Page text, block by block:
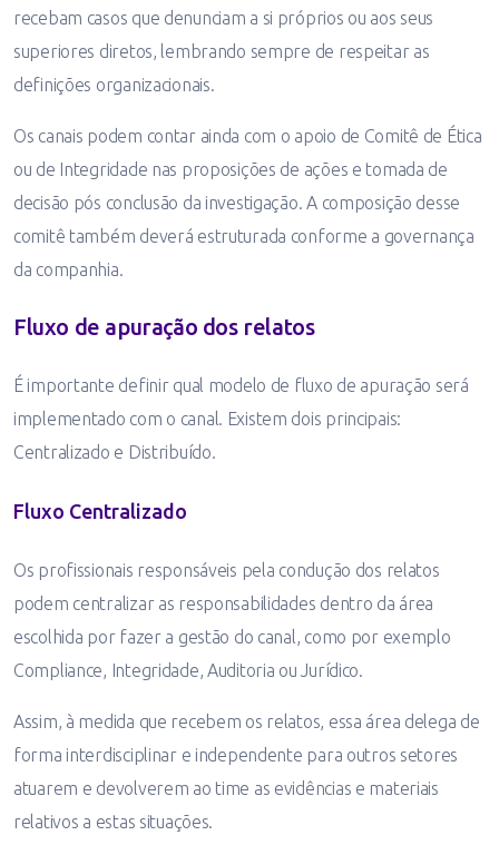
recebam casos que denunciam a si próprios ou aos seus
superiores diretos, lembrando sempre de respeitar as
definições organizacionais.
Os canais podem contar ainda com o apoio de Comitê de Ética
ou de Integridade nas proposições de ações e tomada de
decisão pós conclusão da investigação. A composição desse
comitê também deverá estruturada conforme a governança
da companhia.
Fluxo de apuração dos relatos
É importante definir qual modelo de fluxo de apuração será
implementado com o canal. Existem dois principais:
Centralizado e Distribuído.
Fluxo Centralizado
Os profissionais responsáveis pela condução dos relatos
podem centralizar as responsabilidades dentro da área
escolhida por fazer a gestão do canal, como por exemplo
Compliance, Integridade, Auditoria ou Jurídico.
Assim, à medida que recebem os relatos, essa área delega de
forma interdisciplinar e independente para outros setores
atuarem e devolverem ao time as evidências e materiais
relativos a estas situações.